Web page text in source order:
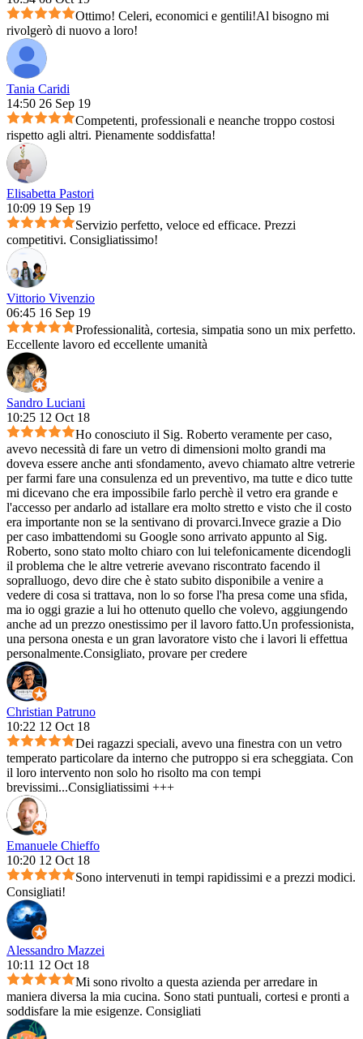
Ottimo! Celeri, economici e gentili!Al bisogno mi
rivolgerò di nuovo a loro!
Tania Caridi
14:50 26 Sep 19
Competenti, professionali e neanche troppo costosi
rispetto agli altri. Pienamente soddisfatta!
Elisabetta Pastori
10:09 19 Sep 19
Servizio perfetto, veloce ed efficace. Prezzi
competitivi. Consigliatissimo!
Vittorio Vivenzio
06:45 16 Sep 19
Professionalità, cortesia, simpatia sono un mix perfetto.
Eccellente lavoro ed eccellente umanità
Sandro Luciani
10:25 12 Oct 18
Ho conosciuto il Sig. Roberto veramente per caso,
avevo necessità di fare un vetro di dimensioni molto grandi ma
doveva essere anche anti sfondamento, avevo chiamato altre vetrerie
per farmi fare una consulenza ed un preventivo, ma tutte e dico tutte
mi dicevano che era impossibile farlo perchè il vetro era grande e
l'accesso per andarlo ad istallare era molto stretto e visto che il costo
era importante non se la sentivano di provarci.Invece grazie a Dio
per caso imbattendomi su Google sono arrivato appunto al Sig.
Roberto, sono stato molto chiaro con lui telefonicamente dicendogli
il problema che le altre vetrerie avevano riscontrato facendo il
sopralluogo, devo dire che è stato subito disponibile a venire a
vedere di cosa si trattava, non lo so forse l'ha presa come una sfida,
ma io oggi grazie a lui ho ottenuto quello che volevo, aggiungendo
anche ad un prezzo onestissimo per il lavoro fatto.Un professionista,
una persona onesta e un gran lavoratore visto che i lavori li effettua
personalmente.Consigliato, provare per credere
Christian Patruno
10:22 12 Oct 18
Dei ragazzi speciali, avevo una finestra con un vetro
temperato particolare da interno che putroppo si era scheggiata. Con
il loro intervento non solo ho risolto ma con tempi
brevissimi...Consigliatissimi +++
Emanuele Chieffo
10:20 12 Oct 18
Sono intervenuti in tempi rapidissimi e a prezzi modici.
Consigliati!
Alessandro Mazzei
10:11 12 Oct 18
Mi sono rivolto a questa azienda per arredare in
maniera diversa la mia cucina. Sono stati puntuali, cortesi e pronti a
soddisfare la mie esigenze. Consigliati